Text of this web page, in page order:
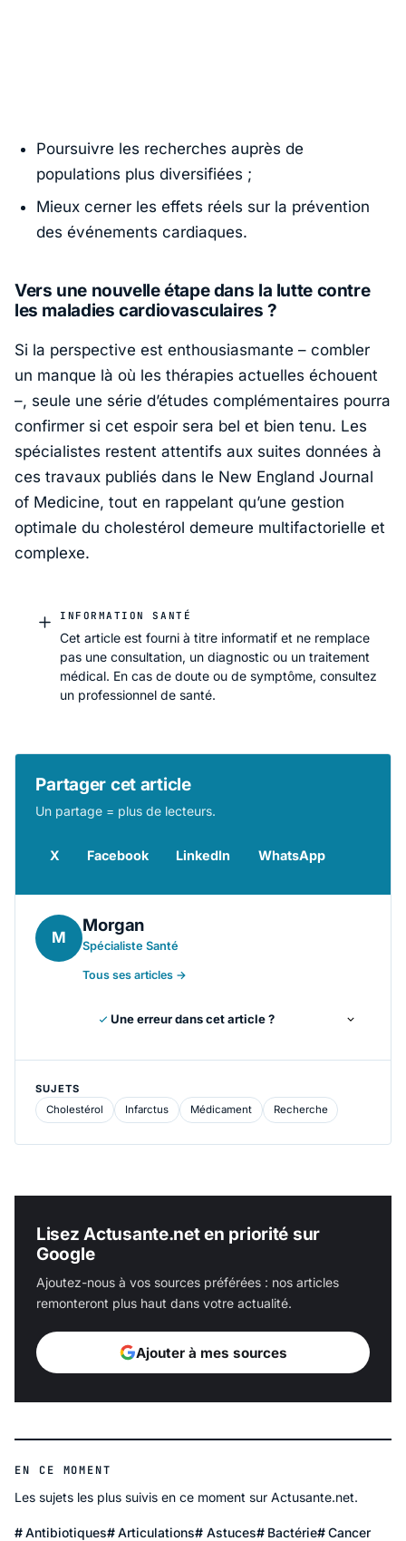
Poursuivre les recherches auprès de
populations plus diversifiées ;
Mieux cerner les effets réels sur la prévention
des événements cardiaques.
Vers une nouvelle étape dans la lutte contre
les maladies cardiovasculaires ?
Si la perspective est enthousiasmante – combler
un manque là où les thérapies actuelles échouent
–, seule une série d’études complémentaires pourra
confirmer si cet espoir sera bel et bien tenu. Les
spécialistes restent attentifs aux suites données à
ces travaux publiés dans le New England Journal
of Medicine, tout en rappelant qu’une gestion
optimale du cholestérol demeure multifactorielle et
complexe.
INFORMATION SANTÉ
Cet article est fourni à titre informatif et ne remplace
pas une consultation, un diagnostic ou un traitement
médical. En cas de doute ou de symptôme, consultez
un professionnel de santé.
Partager cet article
Un partage = plus de lecteurs.
X Facebook LinkedIn WhatsApp
M
Morgan
Spécialiste Santé
Tous ses articles →
Une erreur dans cet article ?
SUJETS
Cholestérol
Infarctus Médicament Recherche
Lisez Actusante.net en priorité sur
Google
Ajoutez-nous à vos sources préférées : nos articles
remonteront plus haut dans votre actualité.
Ajouter à mes sources
EN CE MOMENT
Les sujets les plus suivis en ce moment sur Actusante.net.
Antibiotiques Articulations Astuces Bactérie Cancer